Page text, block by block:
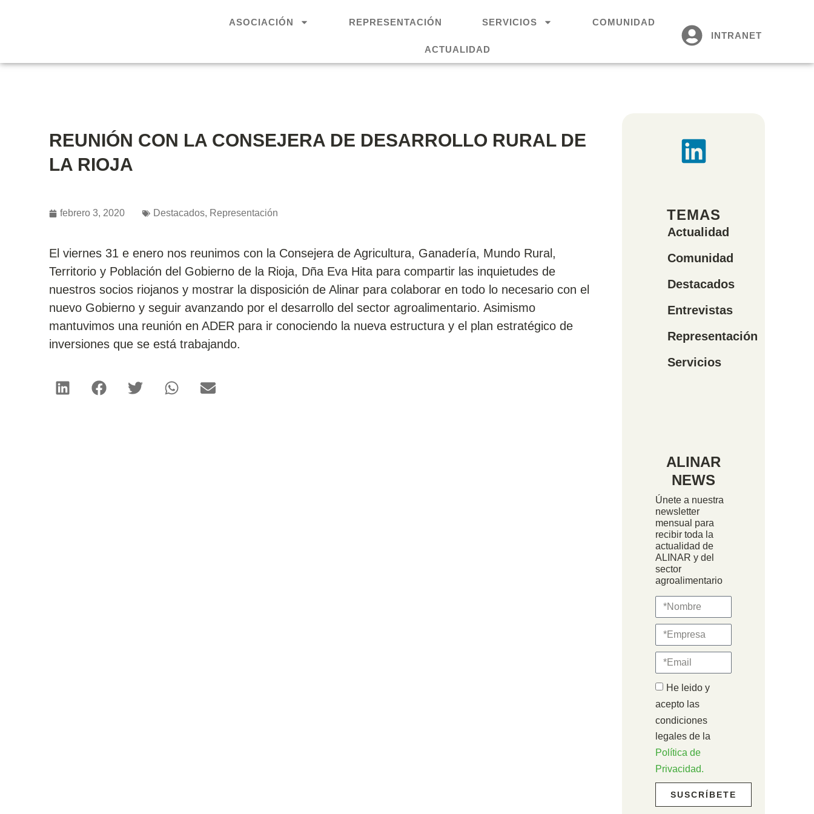
ASOCIACIÓN REPRESENTACIÓN SERVICIOS COMUNIDAD
ACTUALIDAD
INTRANET
REUNIÓN CON LA CONSEJERA DE DESARROLLO RURAL DE
LA RIOJA
febrero 3, 2020 Destacados, Representación
El viernes 31 e enero nos reunimos con la Consejera de Agricultura, Ganadería, Mundo Rural,
Territorio y Población del Gobierno de la Rioja, Dña Eva Hita para compartir las inquietudes de
nuestros socios riojanos y mostrar la disposición de Alinar para colaborar en todo lo necesario con el
nuevo Gobierno y seguir avanzando por el desarrollo del sector agroalimentario. Asimismo
mantuvimos una reunión en ADER para ir conociendo la nueva estructura y el plan estratégico de
inversiones que se está trabajando.
TEMAS
Actualidad
Comunidad
Destacados
Entrevistas
Representación
Servicios
ALINAR
NEWS
Únete a nuestra
newsletter
mensual para
recibir toda la
actualidad de
ALINAR y del
sector
agroalimentario
He leido y
acepto las
condiciones
legales de la
Política de
Privacidad.
SUSCRÍBETE